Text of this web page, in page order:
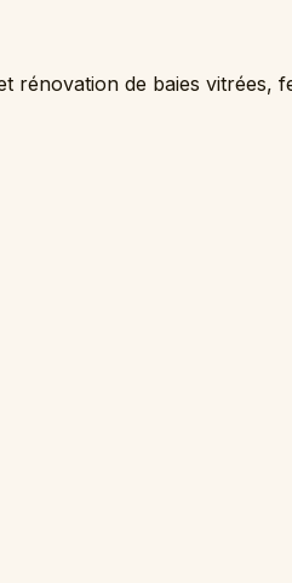
rénovation de baies vitrées,